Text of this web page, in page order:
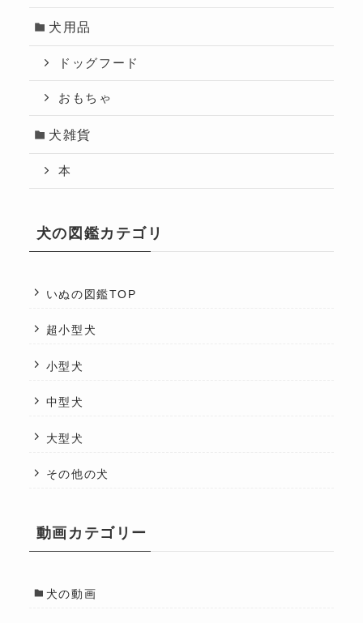
犬用品
ドッグフード
おもちゃ
犬雑貨
本
犬の図鑑カテゴリ
いぬの図鑑TOP
超小型犬
小型犬
中型犬
大型犬
その他の犬
動画カテゴリー
犬の動画